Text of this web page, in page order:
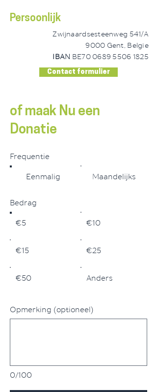
Persoonlijk
Zwijnaardsesteenweg 541/A
9000 Gent, Belgie
IBAN BE70 0689 5506 1825
Contact formulier
of maak Nu een
Donatie
Frequentie
Eenmalig Maandelijks
Bedrag
€5 €10
€15 €25
€50 Anders
0/100
Opmerking (optioneel)